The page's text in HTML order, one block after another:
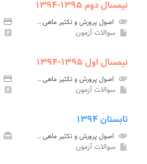
نیمسال دوم ۱۳۹۵-۱۳۹۴
attachment اصول پرورش و تکثیر ماهی پیام نور credit_card
insert_drive_file سوالات آزمون assignment
نیمسال اول ۱۳۹۵-۱۳۹۴
attachment اصول پرورش و تکثیر ماهی پیام نور credit_card
insert_drive_file سوالات آزمون assignment
تابستان ۱۳۹۴
attachment اصول پرورش و تکثیر ماهی پیام نور card_giftcard
insert_drive_file سوالات آزمون